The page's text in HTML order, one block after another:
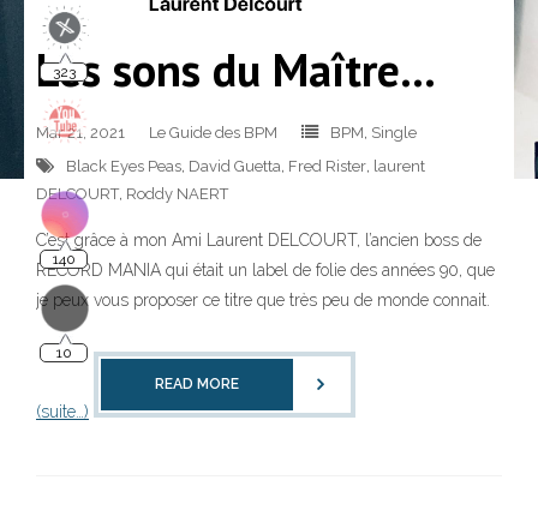
Les sons du Maître…
Mar 21, 2021 Le Guide des BPM BPM, Single
Black Eyes Peas, David Guetta, Fred Rister, laurent
DELCOURT, Roddy NAERT
C’est grâce à mon Ami Laurent DELCOURT, l’ancien boss de
RECORD MANIA qui était un label de folie des années 90, que
je peux vous proposer ce titre que très peu de monde connait.
(suite…)
READ MORE
323
140
10